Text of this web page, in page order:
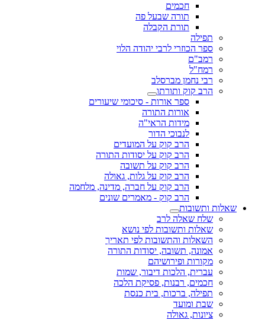
חכמים
תורה שבעל פה
תורת הקבלה
תפילה
ספר הכוזרי לרבי יהודה הלוי
רמב"ם
רמח"ל
רבי נחמן מברסלב
הרב קוק ותורתו
ספר אורות - סיכומי שיעורים
אורות התורה
מידות הראי"ה
לנבוכי הדור
הרב קוק על המועדים
הרב קוק על יסודות התורה
הרב קוק על תשובה
הרב קוק על גלות, גאולה
הרב קוק על חברה, מדינה, מלחמה
הרב קוק - מאמרים שונים
שאלות ותשובות
שלח שאלה לרב
שאלות ותשובות לפי נושא
השאלות והתשובות לפי תאריך
אמונה, תשובה, יסודות התורה
מקורות ופירושיהם
עברית, הלכות דיבור, שמות
חכמים, רבנות, פסיקת הלכה
תפילה, ברכות, בית כנסת
שבת ומועד
ציונות, גאולה